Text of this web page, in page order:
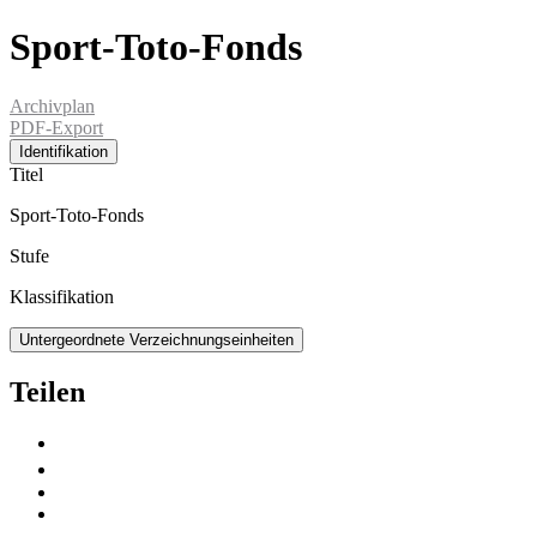
Sport-Toto-Fonds
Archivplan
PDF-Export
Identifikation
Titel
Sport-Toto-Fonds
Stufe
Klassifikation
Untergeordnete Verzeichnungseinheiten
Teilen